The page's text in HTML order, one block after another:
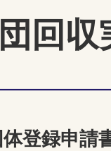
回
登録申請